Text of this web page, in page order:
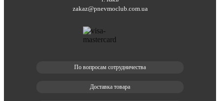
zakaz@pnevmoclub.com.ua
По вопросам сотрудничества
Доставка товара